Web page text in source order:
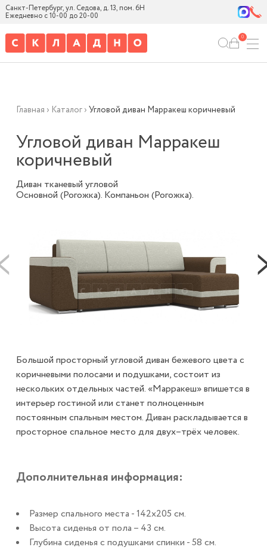
Санкт-Петербург, ул. Седова, д. 13, пом. 6Н
Ежедневно с 10-00 до 20-00
0
Главная › Каталог› Угловой диван Марракеш коричневый
Угловой диван Марракеш
коричневый
Диван тканевый угловой
Основной (Рогожка). Компаньон (Рогожка).
Большой просторный угловой диван бежевого цвета с
коричневыми полосами и подушками, состоит из
нескольких отдельных частей. «Марракеш» впишется в
интерьер гостиной или станет полноценным
постоянным спальным местом. Диван раскладывается в
просторное спальное место для двух–трёх человек.
Дополнительная информация:
Размер спального места - 142х205 см.
Высота сиденья от пола – 43 см.
Глубина сиденья с подушками спинки - 58 см.